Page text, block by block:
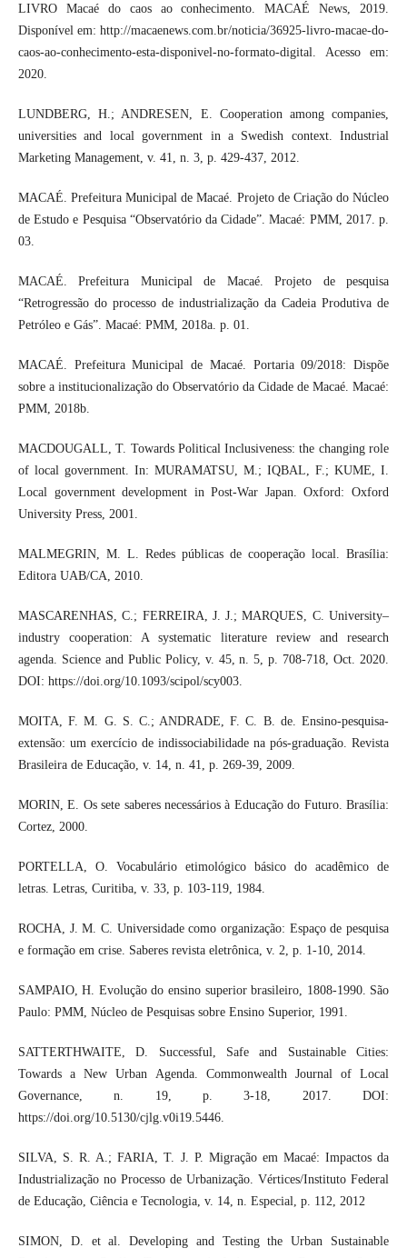
LIVRO Macaé do caos ao conhecimento. MACAÉ News, 2019.
Disponível em: http://macaenews.com.br/noticia/36925-livro-macae-do-
caos-ao-conhecimento-esta-disponivel-no-formato-digital. Acesso em:
2020.
LUNDBERG, H.; ANDRESEN, E. Cooperation among companies,
universities and local government in a Swedish context. Industrial
Marketing Management, v. 41, n. 3, p. 429-437, 2012.
MACAÉ. Prefeitura Municipal de Macaé. Projeto de Criação do Núcleo
de Estudo e Pesquisa “Observatório da Cidade”. Macaé: PMM, 2017. p.
03.
MACAÉ. Prefeitura Municipal de Macaé. Projeto de pesquisa
“Retrogressão do processo de industrialização da Cadeia Produtiva de
Petróleo e Gás”. Macaé: PMM, 2018a. p. 01.
MACAÉ. Prefeitura Municipal de Macaé. Portaria 09/2018: Dispõe
sobre a institucionalização do Observatório da Cidade de Macaé. Macaé:
PMM, 2018b.
MACDOUGALL, T. Towards Political Inclusiveness: the changing role
of local government. In: MURAMATSU, M.; IQBAL, F.; KUME, I.
Local government development in Post-War Japan. Oxford: Oxford
University Press, 2001.
MALMEGRIN, M. L. Redes públicas de cooperação local. Brasília:
Editora UAB/CA, 2010.
MASCARENHAS, C.; FERREIRA, J. J.; MARQUES, C. University–
industry cooperation: A systematic literature review and research
agenda. Science and Public Policy, v. 45, n. 5, p. 708-718, Oct. 2020.
DOI: https://doi.org/10.1093/scipol/scy003.
MOITA, F. M. G. S. C.; ANDRADE, F. C. B. de. Ensino-pesquisa-
extensão: um exercício de indissociabilidade na pós-graduação. Revista
Brasileira de Educação, v. 14, n. 41, p. 269-39, 2009.
MORIN, E. Os sete saberes necessários à Educação do Futuro. Brasília:
Cortez, 2000.
PORTELLA, O. Vocabulário etimológico básico do acadêmico de
letras. Letras, Curitiba, v. 33, p. 103-119, 1984.
ROCHA, J. M. C. Universidade como organização: Espaço de pesquisa
e formação em crise. Saberes revista eletrônica, v. 2, p. 1-10, 2014.
SAMPAIO, H. Evolução do ensino superior brasileiro, 1808-1990. São
Paulo: PMM, Núcleo de Pesquisas sobre Ensino Superior, 1991.
SATTERTHWAITE, D. Successful, Safe and Sustainable Cities:
Towards a New Urban Agenda. Commonwealth Journal of Local
Governance, n. 19, p. 3-18, 2017. DOI:
https://doi.org/10.5130/cjlg.v0i19.5446.
SILVA, S. R. A.; FARIA, T. J. P. Migração em Macaé: Impactos da
Industrialização no Processo de Urbanização. Vértices/Instituto Federal
de Educação, Ciência e Tecnologia, v. 14, n. Especial, p. 112, 2012
SIMON, D. et al. Developing and Testing the Urban Sustainable